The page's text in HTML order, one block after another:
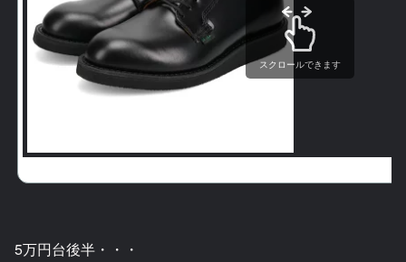
スクロールできます
5万円台後半・・・